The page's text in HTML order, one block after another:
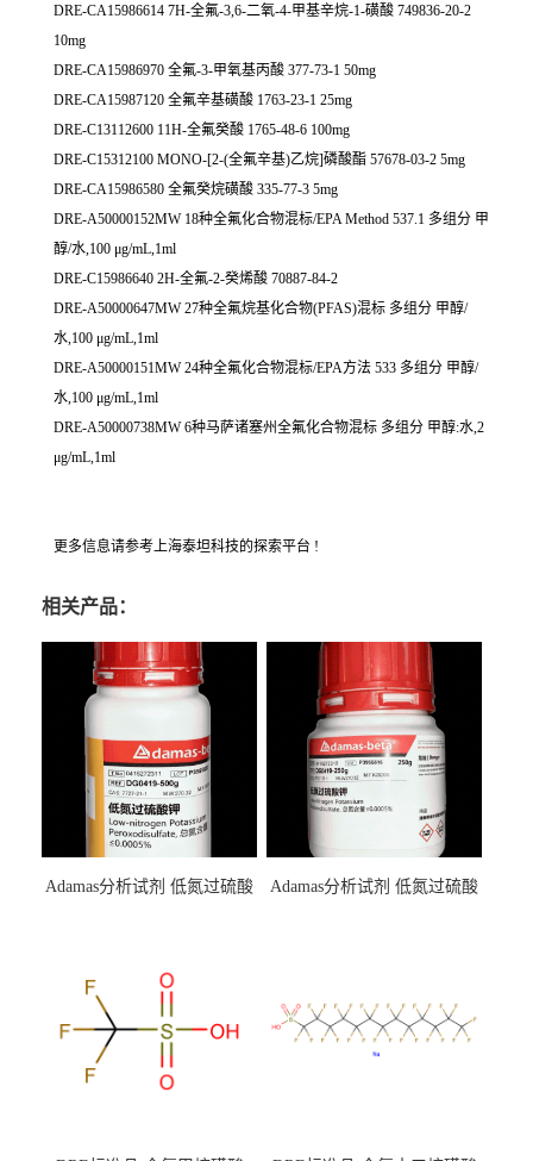
DRE-CA15986614 7H-全氟-3,6-二氧-4-甲基辛烷-1-磺酸 749836-20-2
10mg
DRE-CA15986970 全氟-3-甲氧基丙酸 377-73-1 50mg
DRE-CA15987120 全氟辛基磺酸 1763-23-1 25mg
DRE-C13112600 11H-全氟癸酸 1765-48-6 100mg
DRE-C15312100 MONO-[2-(全氟辛基)乙烷]磷酸酯 57678-03-2 5mg
DRE-CA15986580 全氟癸烷磺酸 335-77-3 5mg
DRE-A50000152MW 18种全氟化合物混标/EPA Method 537.1 多组分 甲
醇/水,100 μg/mL,1ml
DRE-C15986640 2H-全氟-2-癸烯酸 70887-84-2
DRE-A50000647MW 27种全氟烷基化合物(PFAS)混标 多组分 甲醇/
水,100 μg/mL,1ml
DRE-A50000151MW 24种全氟化合物混标/EPA方法 533 多组分 甲醇/
水,100 μg/mL,1ml
DRE-A50000738MW 6种马萨诸塞州全氟化合物混标 多组分 甲醇:水,2
μg/mL,1ml
更多信息请参考上海泰坦科技的探索平台 !
相关产品：
Adamas分析试剂 低氮过硫酸
（泰坦现货供应）
Adamas分析试剂 低氮过硫酸